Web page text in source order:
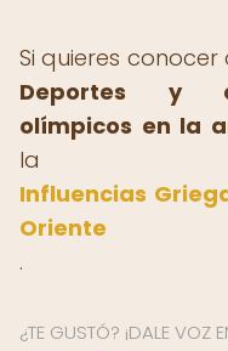
Si quieres
Deportes y
olímpicos en la
la
Influencias
Oriente
.
¿TE GUSTÓ? ¡DALE VOZ